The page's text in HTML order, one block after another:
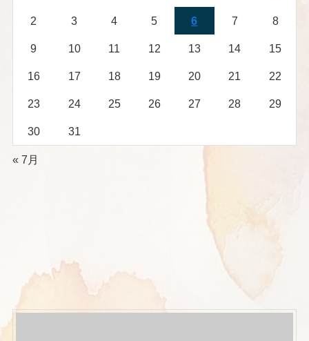
2 3 4 5 6 7 8
9 10 11 12 13 14 15
16 17 18 19 20 21 22
23 24 25 26 27 28 29
30 31
« 7月